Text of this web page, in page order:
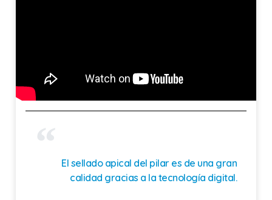
El sellado apical del pilar es de una gran
calidad gracias a la tecnología digital.